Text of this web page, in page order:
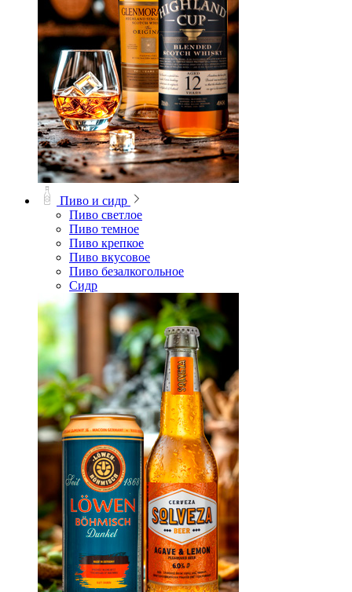
Пиво и сидр
Пиво светлое
Пиво темное
Пиво крепкое
Пиво вкусовое
Пиво безалкогольное
Сидр